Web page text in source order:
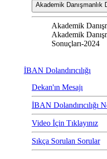
Akademik Danışmanlık
Akademik
Akademik
Sonuçları-2024
İBAN Dolandırıcılığı
Dekan'ın Mesajı
İBAN Dolandırıcılığı
Video İçin Tıklayınız
Sıkça Sorulan Sorular